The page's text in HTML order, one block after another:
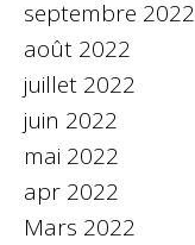
septembre 2022
août 2022
juillet 2022
juin 2022
mai 2022
apr 2022
Mars 2022